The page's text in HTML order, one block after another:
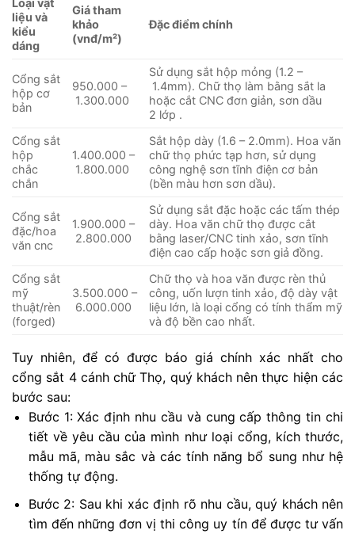
Loại vật
liệu và
kiểu
dáng
Giá tham
khảo
(vnđ/m²)
Đặc điểm chính
Cổng sắt
hộp cơ
bản
950.000 –
1.300.000
Sử dụng sắt hộp mỏng (1.2 –
1.4mm). Chữ thọ làm bằng sắt la
hoặc cắt CNC đơn giản, sơn dầu
2 lớp .
Cổng sắt
hộp
chắc
chắn
1.400.000 –
1.800.000
Sắt hộp dày (1.6 – 2.0mm). Hoa văn
chữ thọ phức tạp hơn, sử dụng
công nghệ sơn tĩnh điện cơ bản
(bền màu hơn sơn dầu).
Cổng sắt
đặc/hoa
văn cnc
1.900.000 –
2.800.000
Sử dụng sắt đặc hoặc các tấm thép
dày. Hoa văn chữ thọ được cắt
bằng laser/CNC tinh xảo, sơn tĩnh
điện cao cấp hoặc sơn giả đồng.
Cổng sắt
mỹ
thuật/rèn
(forged)
3.500.000 –
6.000.000
Chữ thọ và hoa văn được rèn thủ
công, uốn lượn tinh xảo, độ dày vật
liệu lớn, là loại cổng có tính thẩm mỹ
và độ bền cao nhất.
Tuy nhiên, để có được báo giá chính xác nhất cho
cổng sắt 4 cánh chữ Thọ, quý khách nên thực hiện các
bước sau:
Bước 1: Xác định nhu cầu và cung cấp thông tin chi
tiết về yêu cầu của mình như loại cổng, kích thước,
mẫu mã, màu sắc và các tính năng bổ sung như hệ
thống tự động.
Bước 2: Sau khi xác định rõ nhu cầu, quý khách nên
tìm đến những đơn vị thi công uy tín để được tư vấn